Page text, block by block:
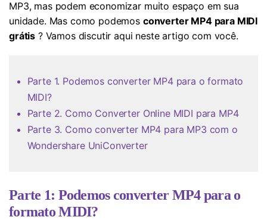
MP3, mas podem economizar muito espaço em sua
unidade. Mas como podemos converter MP4 para MIDI
grátis ? Vamos discutir aqui neste artigo com você.
Parte 1. Podemos converter MP4 para o formato
MIDI?
Parte 2. Como Converter Online MIDI para MP4
Parte 3. Como converter MP4 para MP3 com o
Wondershare UniConverter
Parte 1: Podemos converter MP4 para o
formato MIDI?